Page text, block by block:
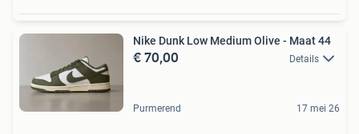
Nike Dunk Low Medium Olive - Maat 44
€ 70,00 Details
Purmerend 17 mei 26